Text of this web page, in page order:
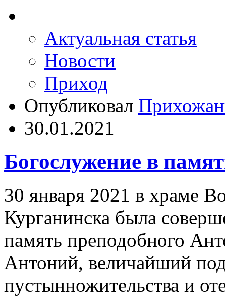
Актуальная статья
Новости
Приход
Опубликовал
30.01.2021
Богослужение в
30 января 2021 в храме
Курганинска была
память преподобного
Антоний, величайший
пустынножительства и